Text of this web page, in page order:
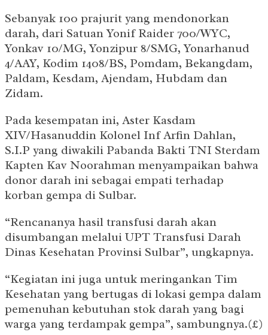
Sebanyak 100 prajurit yang mendonorkan
darah, dari Satuan Yonif Raider 700/WYC,
Yonkav 10/MG, Yonzipur 8/SMG, Yonarhanud
4/AAY, Kodim 1408/BS, Pomdam, Bekangdam,
Paldam, Kesdam, Ajendam, Hubdam dan
Zidam.
Pada kesempatan ini, Aster Kasdam
XIV/Hasanuddin Kolonel Inf Arfin Dahlan,
S.I.P yang diwakili Pabanda Bakti TNI Sterdam
Kapten Kav Noorahman menyampaikan bahwa
donor darah ini sebagai empati terhadap
korban gempa di Sulbar.
“Rencananya hasil transfusi darah akan
disumbangan melalui UPT Transfusi Darah
Dinas Kesehatan Provinsi Sulbar”, ungkapnya.
“Kegiatan ini juga untuk meringankan Tim
Kesehatan yang bertugas di lokasi gempa dalam
pemenuhan kebutuhan stok darah yang bagi
warga yang terdampak gempa”, sambungnya.(£)